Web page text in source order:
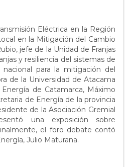
Eléctrica en la Región
en la Mitigación del Cambio
jefe de la Unidad de Franjas
y resiliencia del sistemas de
para la mitigación del
de la Universidad de Atacama
de Catamarca, Máximo
de Energía de la provincia
de la Asociación Gremial
una exposición sobre
el foro debate contó
Julio Maturana.